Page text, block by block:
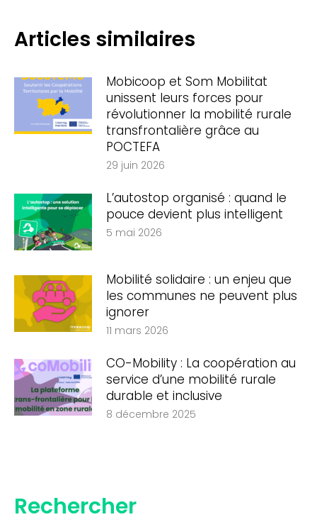
Articles similaires
Mobicoop et Som Mobilitat
unissent leurs forces pour
révolutionner la mobilité rurale
transfrontalière grâce au
POCTEFA
29 juin 2026
L’autostop organisé : quand le
pouce devient plus intelligent
5 mai 2026
Mobilité solidaire : un enjeu que
les communes ne peuvent plus
ignorer
11 mars 2026
CO-Mobility : La coopération au
service d’une mobilité rurale
durable et inclusive
8 décembre 2025
Rechercher